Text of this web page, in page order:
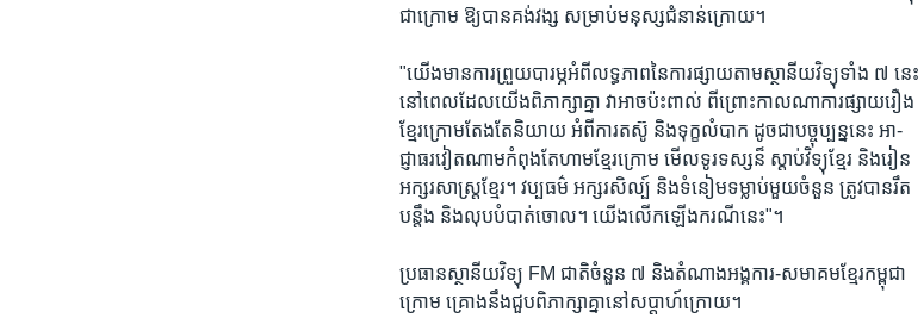
ជាក្រោម ឱ្យបានគង់វង្ស សម្រាប់មនុស្សជំនាន់ក្រោយ។
"យើងមានការព្រួយបារម្ភអំពីលទ្ធភាពនៃការផ្សាយតាមស្ថានីយវិទ្យុទាំង ៧ នេះ
នៅពេលដែលយើងពិភាក្សាគ្នា វាអាចប៉ះពាល់ ពីព្រោះកាលណាការផ្សាយរឿង
ខ្មែរក្រោមតែងតែនិយាយ អំពីការតស៊ូ និងទុក្ខលំបាក ដូចជាបច្ចុប្បន្ននេះ អា-
ជ្ញាធរវៀតណាមកំពុងតែហាមខ្មែរក្រោម មើលទូរទស្សន៏ ស្តាប់វិទ្យុខ្មែរ និងរៀន
អក្សរសាស្រ្តខ្មែរ។ វប្បធម៌ អក្សរសិល្ប៍ និងទំនៀមទម្លាប់មួយចំនួន ត្រូវបានរឹត
បន្តឹង និងលុបបំបាត់ចោល។ យើងលើកឡើងករណីនេះ"។
ប្រធានស្ថានីយវិទ្យុ FM ជាតិចំនួន ៧ និងតំណាងអង្គការ-សមាគមខ្មែរកម្ពុជា
ក្រោម គ្រោងនឹងជួបពិភាក្សាគ្នានៅសប្តាហ៍ក្រោយ។